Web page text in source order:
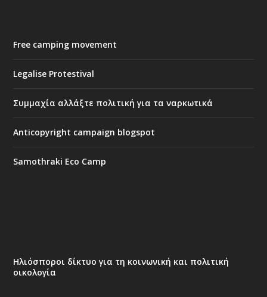
Free camping movement
Legalise Protestival
Συμμαχία αλλάξτε πολιτική για τα ναρκωτικά
Anticopyright campaign blogspot
Samothraki Eco Camp
Ηλιόσποροι δίκτυο για τη κοινωνική και πολιτική
οικολογία